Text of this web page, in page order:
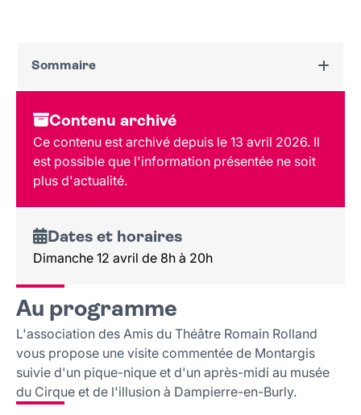
Sommaire
Dates et horaires
Au programme
Tarif et réservation
Contenu archivé
Ce contenu est archivé depuis le 13 avril 2026. Il
est possible que l'information présentée ne soit
plus d'actualité.
Dates et horaires
Dimanche 12 avril de 8h à 20h
Au programme
L'association des Amis du Théâtre Romain Rolland
vous propose une visite commentée de Montargis
suivie d'un pique-nique et d'un après-midi au musée
du Cirque et de l'illusion à Dampierre-en-Burly.